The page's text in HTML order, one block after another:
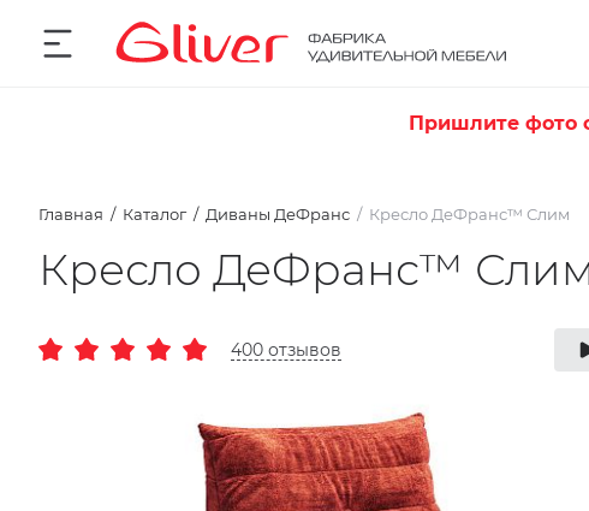
Пришлите фото
Главная Каталог Диваны ДеФранс Кресло ДеФранс™️ Слим
Кресло ДеФранс™️
400 отзывов